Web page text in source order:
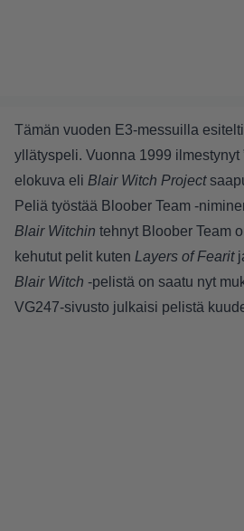
Tämän vuoden E3-messuilla
yllätyspeli. Vuonna 1999 ilmestynyt
elokuva eli Blair Witch Project
Peliä työstää Bloober Team -
Blair Witchin tehnyt Bloober Team
kehutut pelit kuten Layers of Fearit
Blair Witch -pelistä on saatu nyt
VG247-sivusto julkaisi pelistä